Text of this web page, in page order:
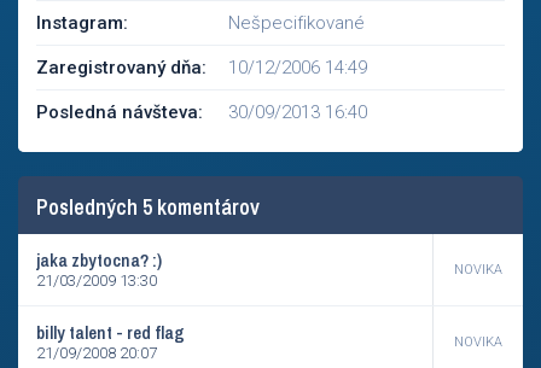
Instagram: Nešpecifikované
Zaregistrovaný dňa: 10/12/2006 14:49
Posledná návšteva: 30/09/2013 16:40
Posledných 5 komentárov
jaka zbytocna? :)
21/03/2009 13:30
NOVIKA
billy talent - red flag
21/09/2008 20:07
NOVIKA